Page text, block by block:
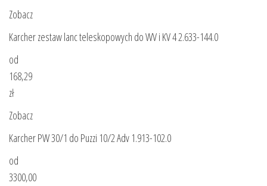
Zobacz
Karcher zestaw lanc teleskopowych do WV i KV 4 2.633-144.0
od
168,29
zł
Zobacz
Karcher PW 30/1 do Puzzi 10/2 Adv 1.913-102.0
od
3300,00